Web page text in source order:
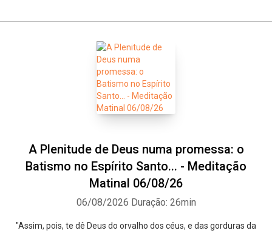
A Plenitude de Deus numa promessa: o
Batismo no Espírito Santo... - Meditação
Matinal 06/08/26
06/08/2026 Duração: 26min
"Assim, pois, te dê Deus do orvalho dos céus, e das gorduras da